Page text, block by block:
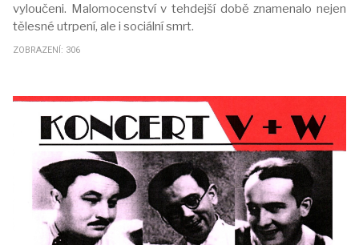
vyloučeni. Malomocenství v tehdejší době znamenalo nejen
tělesné utrpení, ale i sociální smrt.
ZOBRAZENÍ: 306